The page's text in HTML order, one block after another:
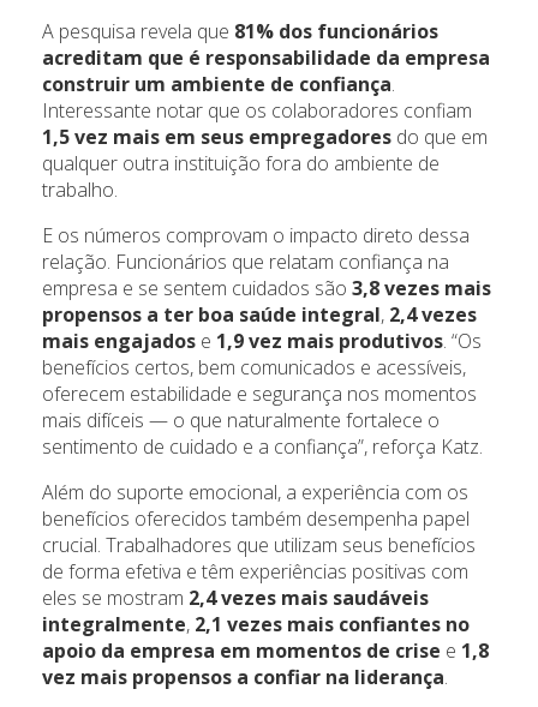
A pesquisa revela que 81% dos funcionários
acreditam que é responsabilidade da empresa
construir um ambiente de confiança.
Interessante notar que os colaboradores confiam
1,5 vez mais em seus empregadores do que em
qualquer outra instituição fora do ambiente de
trabalho.
E os números comprovam o impacto direto dessa
relação. Funcionários que relatam confiança na
empresa e se sentem cuidados são 3,8 vezes mais
propensos a ter boa saúde integral, 2,4 vezes
mais engajados e 1,9 vez mais produtivos. “Os
benefícios certos, bem comunicados e acessíveis,
oferecem estabilidade e segurança nos momentos
mais difíceis — o que naturalmente fortalece o
sentimento de cuidado e a confiança”, reforça Katz.
Além do suporte emocional, a experiência com os
benefícios oferecidos também desempenha papel
crucial. Trabalhadores que utilizam seus benefícios
de forma efetiva e têm experiências positivas com
eles se mostram 2,4 vezes mais saudáveis
integralmente, 2,1 vezes mais confiantes no
apoio da empresa em momentos de crise e 1,8
vez mais propensos a confiar na liderança.